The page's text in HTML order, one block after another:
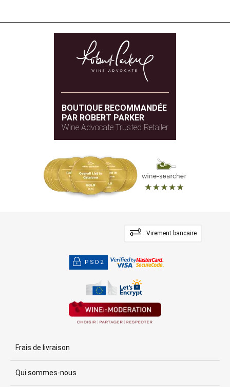
BOUTIQUE RECOMMANDÉE
PAR ROBERT PARKER
Wine Advocate Trusted Retailer
Virement bancaire
PSD2
Frais de livraison
Qui sommes-nous